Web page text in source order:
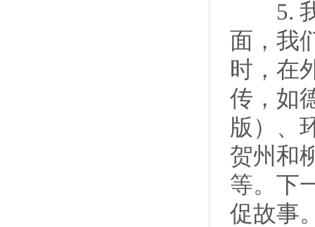
5. 我
面，我
时，在
传，如
版）、
贺州和
等。下
促故事